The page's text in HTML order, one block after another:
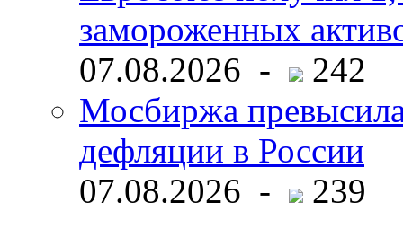
замороженных
07.08.2026 -
242
Мосбиржа
дефляции в России
07.08.2026 -
239